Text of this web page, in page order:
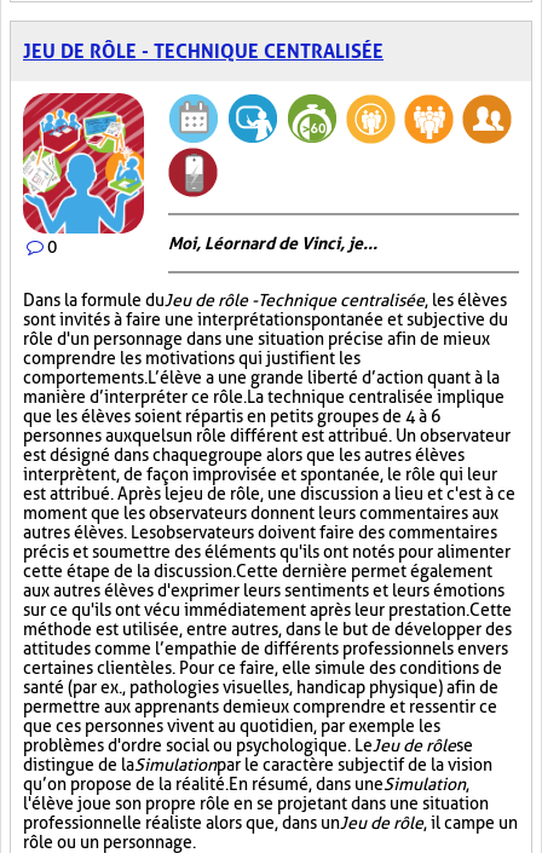
JEU DE RÔLE - TECHNIQUE CENTRALISÉE
0 Moi, Léornard de Vinci, je...
Dans la formule duJeu de rôle - Technique centralisée, les élèves
sont invités à faire une interprétation spontanée et subjective du
rôle d'un personnage dans une situation précise afin de mieux
comprendre les motivations qui justifient les
comportements. L’élève a une grande liberté d’action quant à la
manière d’interpréter ce rôle. La technique centralisée implique
que les élèves soient répartis en petits groupes de 4 à 6
personnes auxquels un rôle différent est attribué. Un observateur
est désigné dans chaque groupe alors que les autres élèves
interprètent, de façon improvisée et spontanée, le rôle qui leur
est attribué. Après le jeu de rôle, une discussion a lieu et c'est à ce
moment que les observateurs donnent leurs commentaires aux
autres élèves. Les observateurs doivent faire des commentaires
précis et soumettre des éléments qu'ils ont notés pour alimenter
cette étape de la discussion. Cette dernière permet également
aux autres élèves d'exprimer leurs sentiments et leurs émotions
sur ce qu'ils ont vécu immédiatement après leur prestation. Cette
méthode est utilisée, entre autres, dans le but de développer des
attitudes comme l’empathie de différents professionnels envers
certaines clientèles. Pour ce faire, elle simule des conditions de
santé (par ex., pathologies visuelles, handicap physique) afin de
permettre aux apprenants de mieux comprendre et ressentir ce
que ces personnes vivent au quotidien, par exemple les
problèmes d'ordre social ou psychologique. LeJeu de rôlese
distingue de laSimulationpar le caractère subjectif de la vision
qu’on propose de la réalité. En résumé, dans uneSimulation,
l'élève joue son propre rôle en se projetant dans une situation
professionnelle réaliste alors que, dans unJeu de rôle, il campe un
rôle ou un personnage.